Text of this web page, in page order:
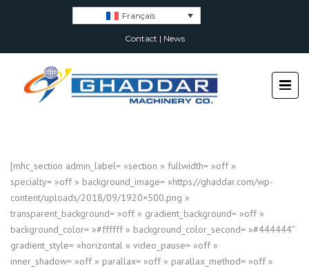
Français
Contact | News
[mhc_section admin_label= »section » fullwidth= »off »
specialty= »off » background_image= »https://ghaddar.com/wp-
content/uploads/2018/09/1920×500.png »
transparent_background= »off » gradient_background= »off »
background_color= »#ffffff » background_color_second= »#444444″
gradient_style= »horizontal » video_pause= »off »
inner_shadow= »off » parallax= »off » parallax_method= »off »